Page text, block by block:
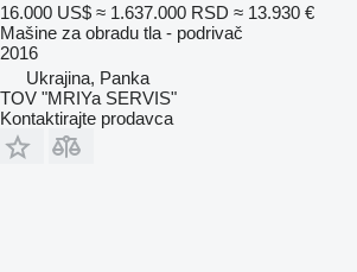
16.000 US$ ≈ 1.637.000 RSD ≈ 13.930 €
Mašine za obradu tla - podrivač
2016
Ukrajina, Panka
TOV "MRIYa SERVIS"
Kontaktirajte prodavca